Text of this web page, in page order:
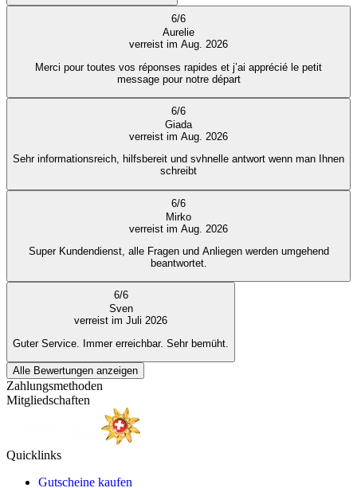
6/6
Aurelie
verreist im Aug. 2026
Merci pour toutes vos réponses rapides et j’ai apprécié le petit
message pour notre départ
6/6
Giada
verreist im Aug. 2026
Sehr informationsreich, hilfsbereit und svhnelle antwort wenn man Ihnen
schreibt
6/6
Mirko
verreist im Aug. 2026
Super Kundendienst, alle Fragen und Anliegen werden umgehend
beantwortet.
6/6
Sven
verreist im Juli 2026
Guter Service. Immer erreichbar. Sehr bemüht.
Alle Bewertungen anzeigen
Zahlungsmethoden
Mitgliedschaften
Quicklinks
Gutscheine kaufen